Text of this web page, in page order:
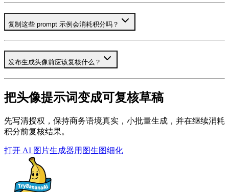
复制这些 prompt 示例会消耗积分吗？
发布生成头像前应该复核什么？
把头像提示词变成可复核草稿
先写清授权，保持商务语境真实，小批量生成，并在继续消耗
积分前复核结果。
打开 AI 图片生成器用图生图细化